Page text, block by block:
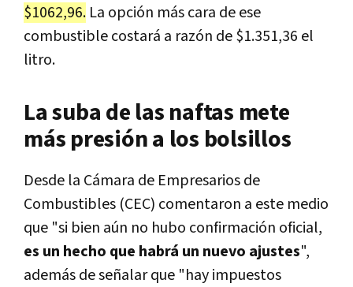
$1062,96. La opción más cara de ese
combustible costará a razón de $1.351,36 el
litro.
La suba de las naftas mete
más presión a los bolsillos
Desde la Cámara de Empresarios de
Combustibles (CEC) comentaron a este medio
que "si bien aún no hubo confirmación oficial,
es un hecho que habrá un nuevo ajustes",
además de señalar que "hay impuestos